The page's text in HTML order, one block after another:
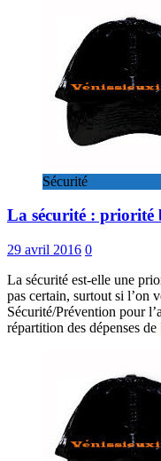
Sécurité
La sécurité : priorité
29 avril 2016 0
La sécurité est-elle une
pas certain, surtout si l’on
Sécurité/Prévention pour
répartition des dépenses de